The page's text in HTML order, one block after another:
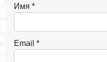
Имя *
Email *